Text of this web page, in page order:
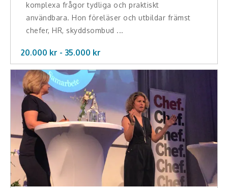
komplexa frågor tydliga och praktiskt
användbara. Hon föreläser och utbildar främst
chefer, HR, skyddsombud ...
20.000 kr - 35.000 kr